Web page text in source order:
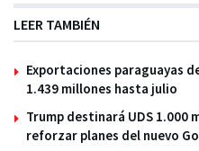
LEER TAMBIÉN
Exportaciones paraguayas
1.439 millones hasta julio
Trump destinará UDS 1.000
reforzar planes del nuevo